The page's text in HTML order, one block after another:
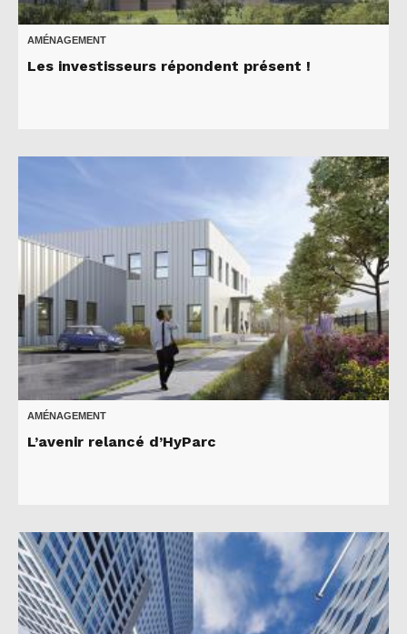
AMÉNAGEMENT
Les investisseurs répondent présent !
AMÉNAGEMENT
L’avenir relancé d’HyParc